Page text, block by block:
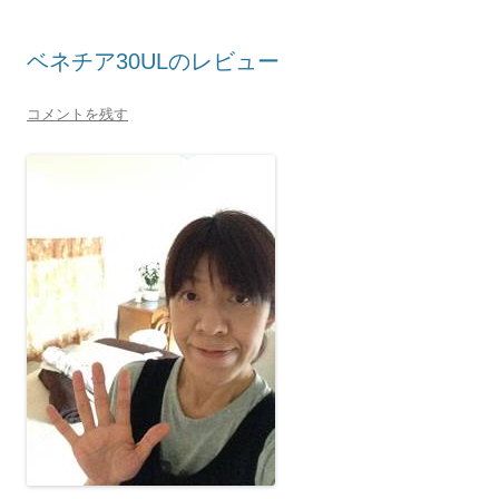
ベネチア30ULのレビュー
コメントを残す